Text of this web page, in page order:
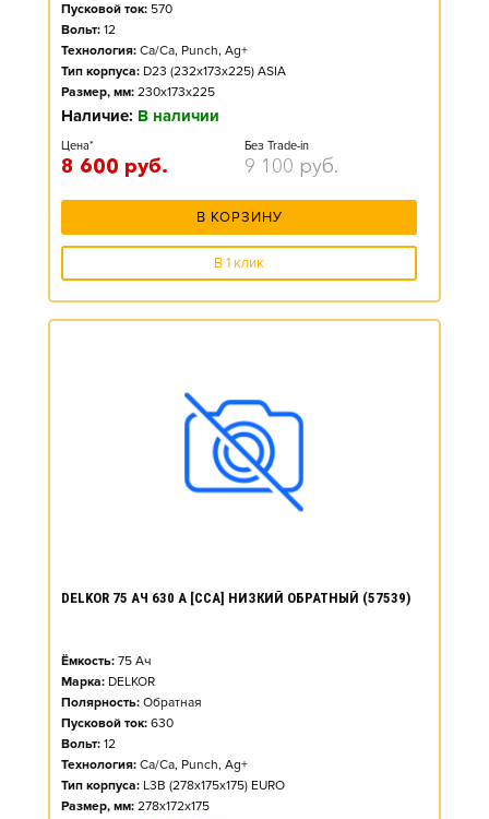
Пусковой ток: 570
Вольт: 12
Технология: Ca/Ca, Punch, Ag+
Тип корпуса: D23 (232x173x225) ASIA
Размер, мм: 230x173x225
Наличие: В наличии
Цена*
8 600 руб.
Без Trade-in
9 100 руб.
В КОРЗИНУ
В 1 клик
DELKOR 75 АЧ 630 А [CCA] НИЗКИЙ ОБРАТНЫЙ (57539)
Ёмкость: 75 Ач
Марка: DELKOR
Полярность: Обратная
Пусковой ток: 630
Вольт: 12
Технология: Ca/Ca, Punch, Ag+
Тип корпуса: L3B (278x175x175) EURO
Размер, мм: 278x172x175